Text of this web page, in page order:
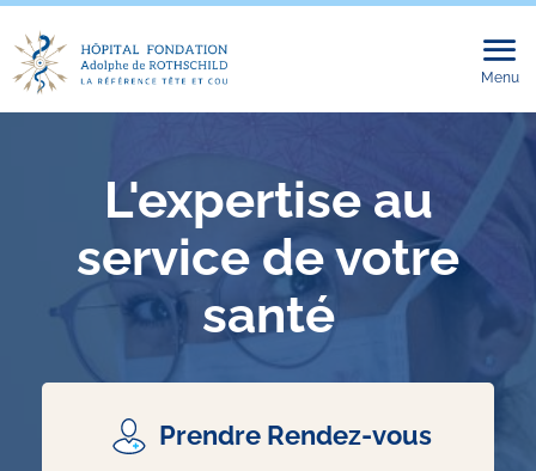
Menu
L'expertise au
service de votre
santé
Prendre Rendez-vous